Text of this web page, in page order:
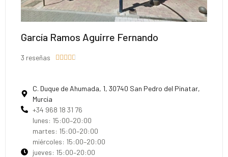
García Ramos Aguirre Fernando
3 reseñas 
C. Duque de Ahumada, 1, 30740 San Pedro del Pinatar,
Murcia
+34 968 18 31 76
lunes: 15:00–20:00
martes: 15:00–20:00
miércoles: 15:00–20:00
jueves: 15:00–20:00